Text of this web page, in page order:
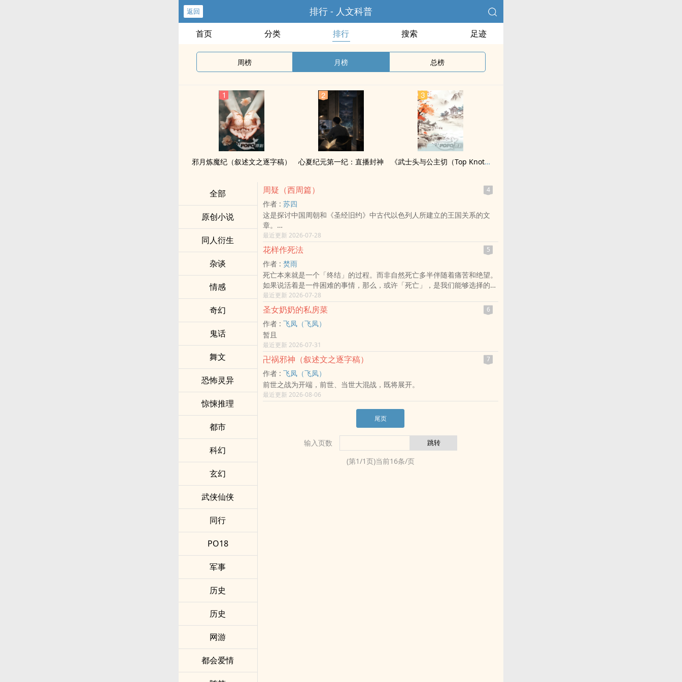
返回 排行 - 人文科普
首页 分类 排行 搜索 足迹
周榜 月榜 总榜
邪月炼魔纪（叙述文之逐字稿） 心夏纪元第一纪：直播封神 《武士头与公主切（Top Knot & Hime Cut）》
全部
原创小说
同人衍生
杂谈
情感
奇幻
鬼话
舞文
恐怖灵异
惊悚推理
都市
科幻
玄幻
武侠仙侠
同行
PO18
军事
历史
历史
网游
都会爱情
周疑（西周篇） 4
作者 : 苏四
这是探讨中国周朝和《圣经旧约》中古代以色列人所建立的王国关系的文
章。
感谢AI的帮助，无人工智慧，就没有此书出现的可能。
最近更新 2026-07-28
花样作死法 5
作者 : 焚雨
死亡本来就是一个「终结」的过程。而非自然死亡多半伴随着痛苦和绝望。
如果说活着是一件困难的事情，那么，或许「死亡」，是我们能够选择的。
但是，选择了死亡，那一定是有所觉悟的。这部作品想表达的是，没有所谓
「无痛」的死亡，如果有，除了自然死亡外，应该为数不多吧。所以，不要
轻易去死，虽然书名很没有说服力。
最近更新 2026-07-28
圣女奶奶的私房菜 6
作者 : 飞凤（飞凤）
暂且
最近更新 2026-07-31
卍祸邪神（叙述文之逐字稿） 7
作者 : 飞凤（飞凤）
前世之战为开端，前世、当世大混战，既将展开。
最近更新 2026-08-06
尾页
输入页数
(第1/1页)当前16条/页